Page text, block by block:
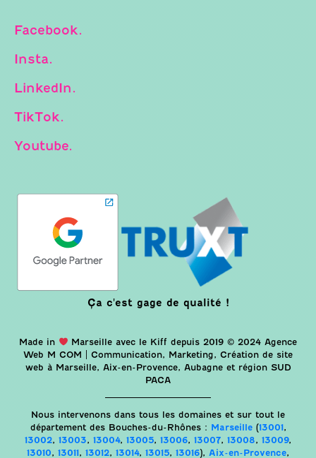
Facebook.
Insta.
LinkedIn.
TikTok.
Youtube.
Ça c'est gage de qualité !
Made in
Marseille avec le Kiff depuis 2019 © 2024 Agence
Web M COM | Communication, Marketing, Création de site
web à Marseille, Aix-en-Provence, Aubagne et région SUD
PACA
Nous intervenons dans tous les domaines et sur tout le
département des Bouches-du-Rhônes : Marseille(13001,
13002, 13003, 13004, 13005, 13006, 13007, 13008, 13009,
13010, 13011, 13012, 13014, 13015, 13016), Aix-en-Provence,